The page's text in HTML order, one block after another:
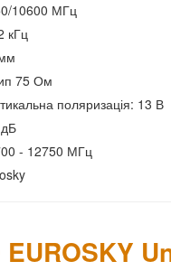
10600 МГц
кГц
75 Ом
поляризація: 13 В
- 12750 МГц
EUROSKY